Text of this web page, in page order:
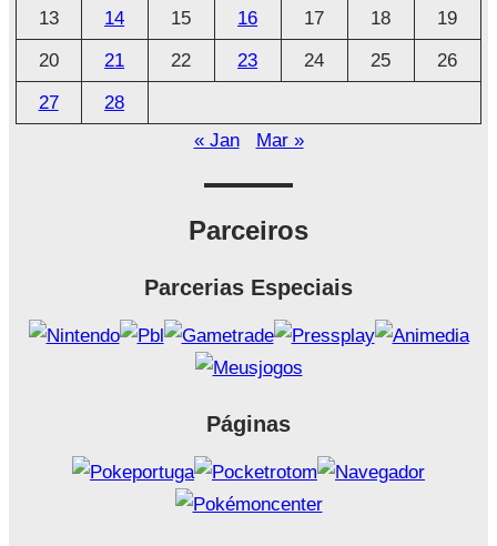
o
13
14 15 16 17 18
19
20
21 22 23 24 25
26
27
28
« Jan
Mar »
Parceiros
Parcerias Especiais
Páginas